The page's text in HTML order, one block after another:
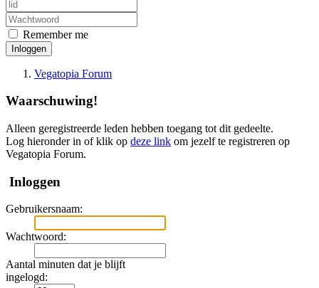
Remember me
Inloggen
Vegatopia Forum
Waarschuwing!
Alleen geregistreerde leden hebben toegang tot dit gedeelte.
Log hieronder in of klik op deze link om jezelf te registreren op
Vegatopia Forum.
Inloggen
Gebruikersnaam:
Wachtwoord:
Aantal minuten dat je blijft
ingelogd: